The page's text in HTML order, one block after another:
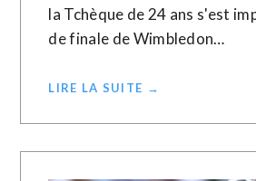
la Tchèque de 24 ans s'est
de finale de Wimbledon…
LIRE LA SUITE →